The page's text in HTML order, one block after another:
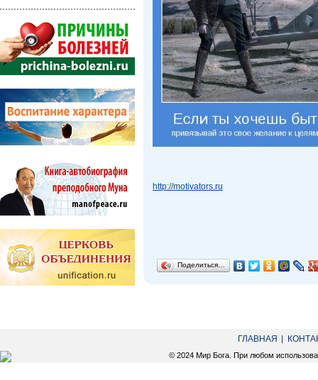
http://motivators.ru
Поделиться…
ГЛАВНАЯ
© 2024 Мир Бога. При любом